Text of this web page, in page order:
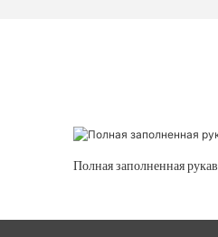
Полная заполненная рукав